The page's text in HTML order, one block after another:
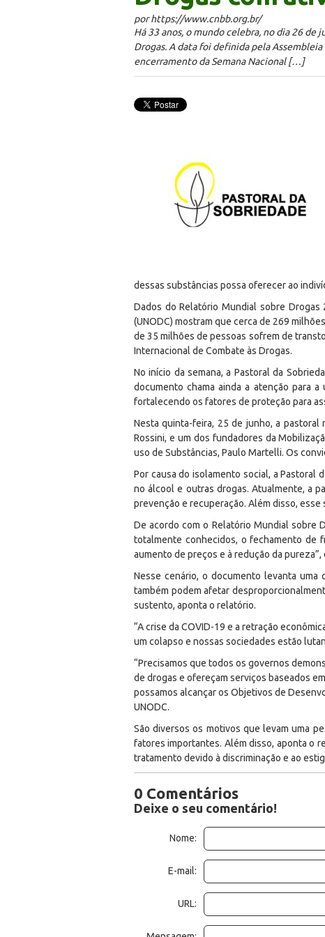
por https://www.cnbb.org.br/
Há 33 anos, o mundo celebra, no dia 26
Drogas. A data foi definida pela
encerramento da Semana Nacional […]
dessas substâncias possa oferecer ao
Dados do Relatório Mundial sobre
(UNODC) mostram que cerca de 269
de 35 milhões de pessoas sofrem de
Internacional de Combate às Drogas.
No início da semana, a Pastoral da
documento chama ainda a atenção para
fortalecendo os fatores de proteção para
Nesta quinta-feira, 25 de junho, a pastoral
Rossini, e um dos fundadores da
uso de Substâncias, Paulo Martelli. Os
Por causa do isolamento social, a
no álcool e outras drogas. Atualmente, a
prevenção e recuperação. Além disso,
De acordo com o Relatório Mundial sobre
totalmente conhecidos, o fechamento de
aumento de preços e à redução da pureza”,
Nesse cenário, o documento levanta
também podem afetar
sustento, aponta o relatório.
“A crise da COVID-19 e a retração
um colapso e nossas sociedades estão
“Precisamos que todos os governos
de drogas e ofereçam serviços baseados
possamos alcançar os Objetivos de
UNODC.
São diversos os motivos que levam uma
fatores importantes. Além disso, aponta o
tratamento devido à discriminação e ao
0 Comentários
Deixe o seu comentário!
Nome:
E-mail:
URL: